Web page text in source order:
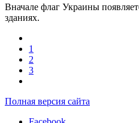
Вначале флаг Украины
зданиях.
1
2
3
Полная версия сайта